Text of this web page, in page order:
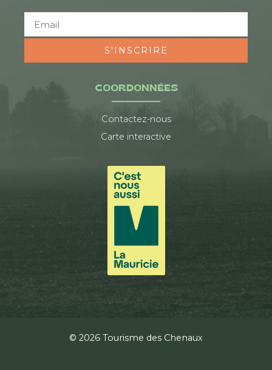
COORDONNÉES
Contactez-nous
Carte interactive
S'INSCRIRE
© 2026 Tourisme des Chenaux